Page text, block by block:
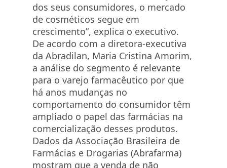
dos seus consumidores, o mercado
de cosméticos segue em
crescimento”, explica o executivo.
De acordo com a diretora-executiva
da Abradilan, Maria Cristina Amorim,
a análise do segmento é relevante
para o varejo farmacêutico por que
há anos mudanças no
comportamento do consumidor têm
ampliado o papel das farmácias na
comercialização desses produtos.
Dados da Associação Brasileira de
Farmácias e Drogarias (Abrafarma)
mostram que a venda de não